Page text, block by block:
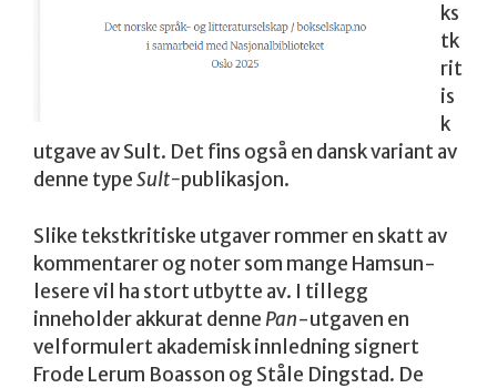
ks
tk
rit
is
k
utgave av Sult. Det fins også en dansk variant av
denne typeSult-publikasjon.
Slike tekstkritiske utgaver rommer en skatt av
kommentarer og noter som mange Hamsun-
lesere vil ha stort utbytte av. I tillegg
inneholder akkurat denne Pan-utgaven en
velformulert akademisk innledning signert
Frode Lerum Boasson og Ståle Dingstad. De